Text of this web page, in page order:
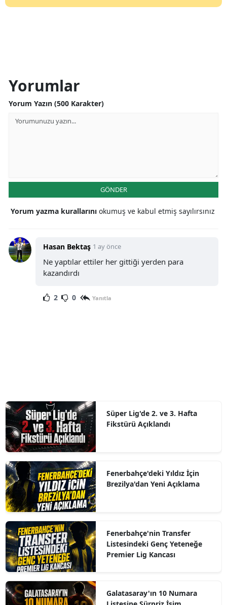
Yorumlar
Yorum Yazın (500 Karakter)
GÖNDER
Yorum yazma kurallarını okumuş ve kabul etmiş sayılırsınız
Hasan Bektaş 1 ay önce
Ne yaptılar ettiler her gittiği yerden para
kazandırdı
2 0 Yanıtla
Süper Lig'de 2. ve 3. Hafta
Fikstürü Açıklandı
Fenerbahçe'deki Yıldız İçin
Brezilya'dan Yeni Açıklama
Fenerbahçe'nin Transfer
Listesindeki Genç Yeteneğe
Premier Lig Kancası
Galatasaray'ın 10 Numara